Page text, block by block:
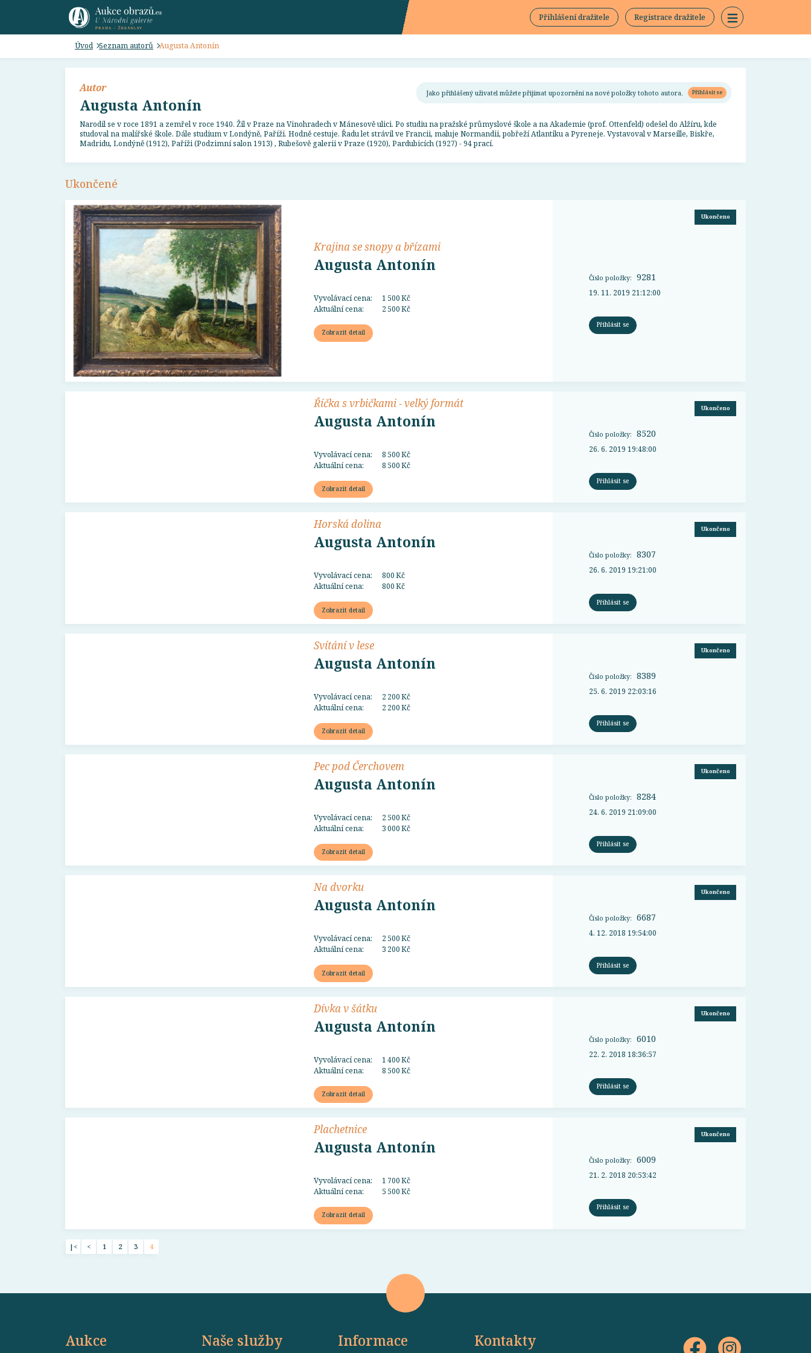
Přihlášení dražitele Registrace dražitele
Úvod Seznam autorů Augusta Antonín
Autor
Augusta Antonín
Jako přihlášený uživatel můžete přijímat upozornění na nové položky tohoto autora. Přihlásit se
Narodil se v roce 1891 a zemřel v roce 1940. Žil v Praze na Vinohradech v Mánesově ulici. Po studiu na pražské průmyslové škole a na Akademie (prof. Ottenfeld) odešel do Alžíru, kde
studoval na malířské škole. Dále studium v Londýně, Paříži. Hodně cestuje. Řadu let strávil ve Francii, maluje Normandii, pobřeží Atlantiku a Pyreneje. Vystavoval v Marseille, Biskře,
Madridu, Londýně (1912), Paříži (Podzimní salon 1913) , Rubešově galerii v Praze (1920), Pardubicích (1927) - 94 prací.
Ukončené
Krajina se snopy a břízami
Augusta Antonín
Vyvolávací cena:
1 500 Kč
Aktuální cena:
2 500 Kč
Zobrazit detail
Ukončeno
Číslo položky: 9281
19. 11. 2019 21:12:00
Přihlásit se
Říčka s vrbičkami - velký formát
Augusta Antonín
Vyvolávací cena:
8 500 Kč
Aktuální cena:
8 500 Kč
Zobrazit detail
Ukončeno
Číslo položky: 8520
26. 6. 2019 19:48:00
Přihlásit se
Horská dolina
Augusta Antonín
Vyvolávací cena:
800 Kč
Aktuální cena:
800 Kč
Zobrazit detail
Ukončeno
Číslo položky: 8307
26. 6. 2019 19:21:00
Přihlásit se
Svítání v lese
Augusta Antonín
Vyvolávací cena:
2 200 Kč
Aktuální cena:
2 200 Kč
Zobrazit detail
Ukončeno
Číslo položky: 8389
25. 6. 2019 22:03:16
Přihlásit se
Pec pod Čerchovem
Augusta Antonín
Vyvolávací cena:
2 500 Kč
Aktuální cena:
3 000 Kč
Zobrazit detail
Ukončeno
Číslo položky: 8284
24. 6. 2019 21:09:00
Přihlásit se
Na dvorku
Augusta Antonín
Vyvolávací cena:
2 500 Kč
Aktuální cena:
3 200 Kč
Zobrazit detail
Ukončeno
Číslo položky: 6687
4. 12. 2018 19:54:00
Přihlásit se
Dívka v šátku
Augusta Antonín
Vyvolávací cena:
1 400 Kč
Aktuální cena:
8 500 Kč
Zobrazit detail
Ukončeno
Číslo položky: 6010
22. 2. 2018 18:36:57
Přihlásit se
Plachetnice
Augusta Antonín
Vyvolávací cena:
1 700 Kč
Aktuální cena:
5 500 Kč
Zobrazit detail
Ukončeno
Číslo položky: 6009
21. 2. 2018 20:53:42
Přihlásit se
|< < 1 2 3 4
Aukce Naše služby Informace Kontakty